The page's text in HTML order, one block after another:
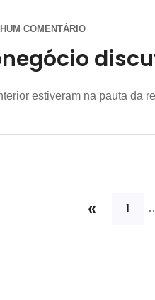
COMENTÁRIO
estiveram na pauta da
« 1